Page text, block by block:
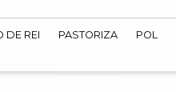
DE REI PASTORIZA POL